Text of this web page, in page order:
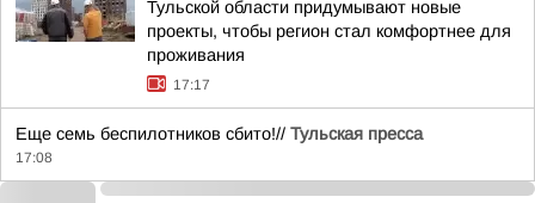
Тульской области придумывают новые
проекты, чтобы регион стал комфортнее для
проживания
17:17
Еще семь беспилотников сбито!// Тульская пресса
17:08